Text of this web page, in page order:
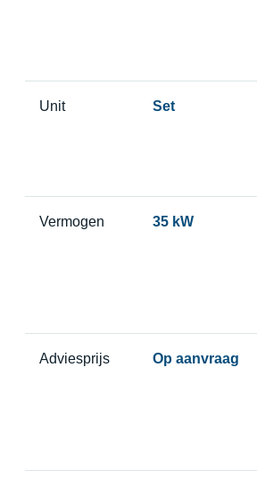
Unit Set
Vermogen 35 kW
Adviesprijs Op aanvraag